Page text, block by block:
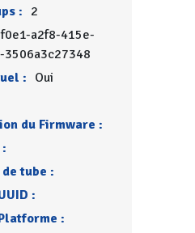
: 2
a2f8-415e-
3506a3c27348
: Oui
du Firmware :
tube :
:
: